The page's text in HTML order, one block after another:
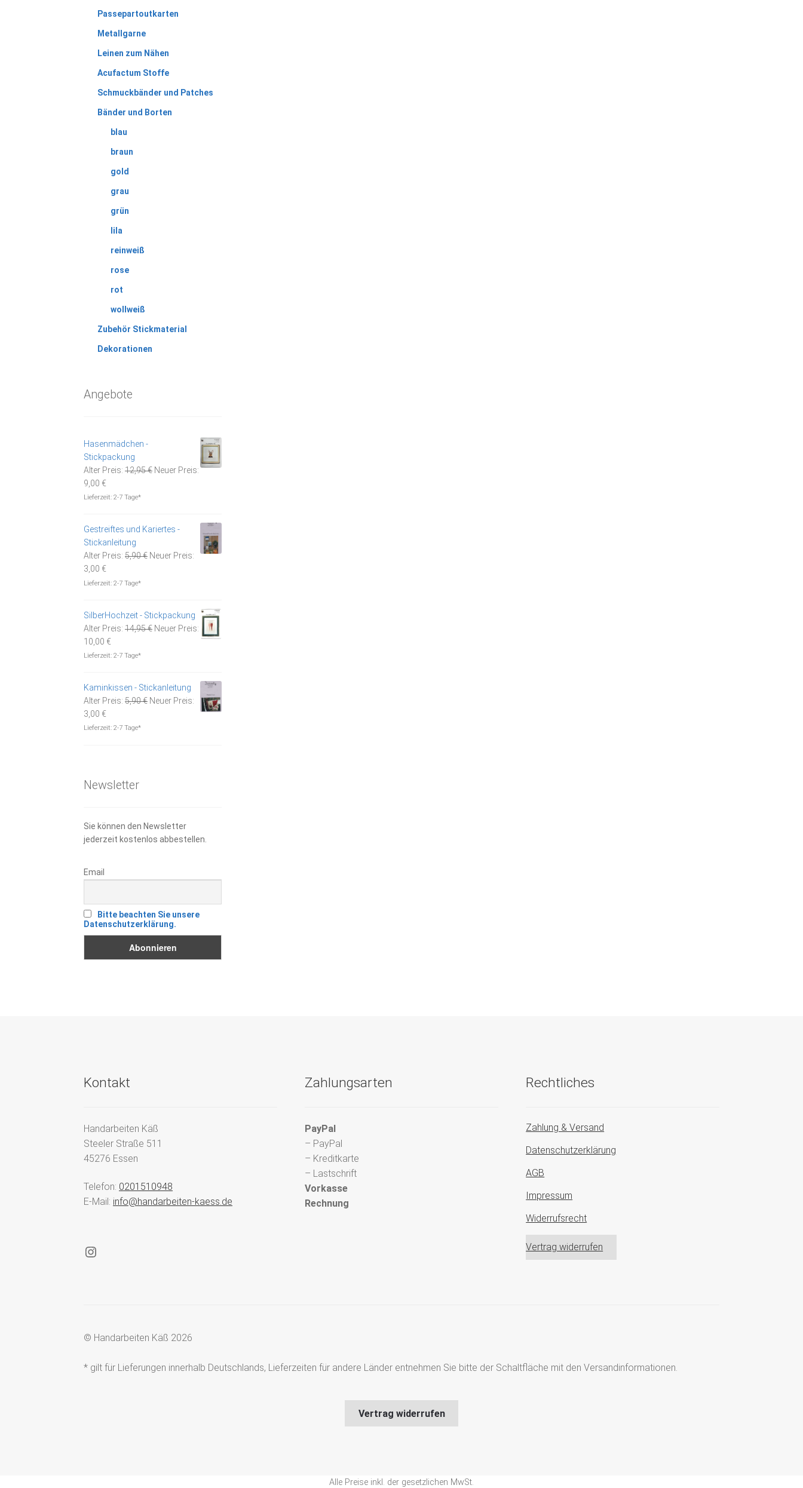
Passepartoutkarten
Metallgarne
Leinen zum Nähen
Acufactum Stoffe
Schmuckbänder und Patches
Bänder und Borten
blau
braun
gold
grau
grün
lila
reinweiß
rose
rot
wollweiß
Zubehör Stickmaterial
Dekorationen
Angebote
Hasenmädchen -
Stickpackung
Alter Preis: 12,95€ Ursprünglicher
Neuer Preis:
9,00 €Aktueller
Preis
Lieferzeit:2-7 Tage*
Gestreiftes und Kariertes -
Stickanleitung
Alter Preis: 5,90€ Ursprünglicher
Neuer Preis:
3,00 €Aktueller
Preis
Lieferzeit:2-7 Tage*
SilberHochzeit - Stickpackung
Alter Preis: 14,95€ Ursprünglicher
Neuer Preis:
10,00 €Aktueller
Preis
Lieferzeit:2-7 Tage*
Kaminkissen - Stickanleitung
Alter Preis: 5,90€ Ursprünglicher
Neuer Preis:
3,00 €Aktueller
Preis
Lieferzeit:2-7 Tage*
Newsletter
Sie können den Newsletter
jederzeit kostenlos abbestellen.
Email
Bitte beachten Sie unsere
Datenschutzerklärung.
Kontakt
Handarbeiten Käß
Steeler Straße 511
45276 Essen
Telefon: 0201510948
E-Mail: info@handarbeiten-kaess.de
Instagram
Zahlungsarten
PayPal
– PayPal
– Kreditkarte
– Lastschrift
Vorkasse
Rechnung
Rechtliches
Zahlung & Versand
Datenschutzerklärung
AGB
Impressum
Widerrufsrecht
Vertrag widerrufen
© Handarbeiten Käß 2026
* gilt für Lieferungen innerhalb Deutschlands, Lieferzeiten für andere Länder entnehmen Sie bitte der Schaltfläche mit den Versandinformationen.
Vertrag widerrufen
Alle Preise inkl. der gesetzlichen MwSt.